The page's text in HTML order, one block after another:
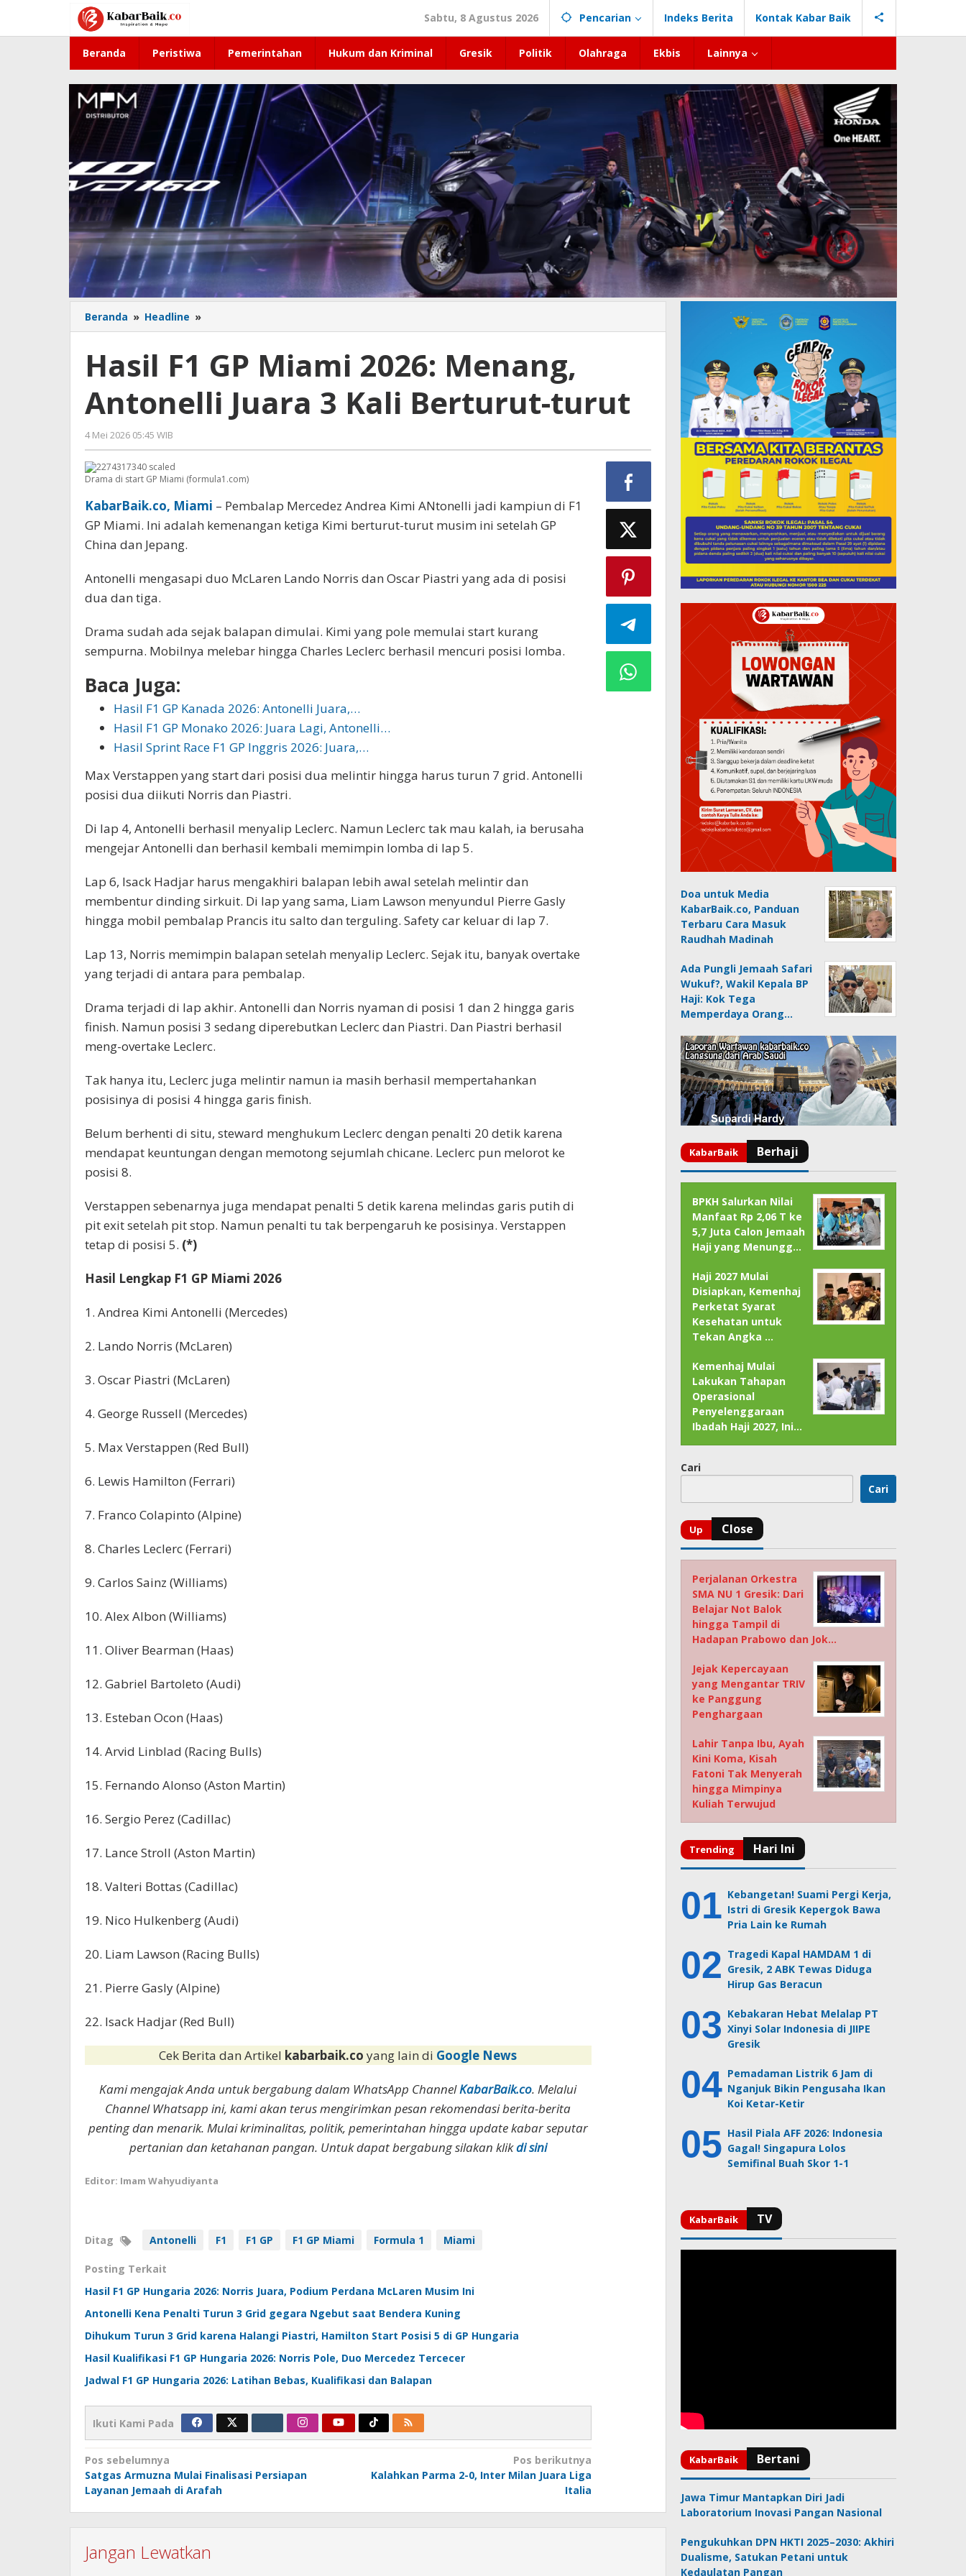
konten
Sabtu, 8 Agustus 2026 Pencarian Indeks Berita Kontak Kabar Baik
Beranda Peristiwa Pemerintahan Hukum dan Kriminal Gresik Politik Olahraga Ekbis Lainnya
Beranda » Headline »
F1
Miami
2026:
Menang,
Antonelli
Juara
Kali
turut
Hasil F1 GP Miami 2026: Menang,
Antonelli Juara 3 Kali Berturut-turut
4 Mei 2026 05:45 WIB
Imam
Drama di start GP Miami (formula1.com)
KabarBaik.co, Miami – Pembalap Mercedez Andrea Kimi ANtonelli jadi kampiun di F1
GP Miami. Ini adalah kemenangan ketiga Kimi berturut-turut musim ini setelah GP
China dan Jepang.
Antonelli mengasapi duo McLaren Lando Norris dan Oscar Piastri yang ada di posisi
dua dan tiga.
Drama sudah ada sejak balapan dimulai. Kimi yang pole memulai start kurang
sempurna. Mobilnya melebar hingga Charles Leclerc berhasil mencuri posisi lomba.
Baca Juga:
Hasil F1 GP Kanada 2026: Antonelli Juara,…
Hasil F1 GP Monako 2026: Juara Lagi, Antonelli…
Hasil Sprint Race F1 GP Inggris 2026: Juara,…
Max Verstappen yang start dari posisi dua melintir hingga harus turun 7 grid. Antonelli
posisi dua diikuti Norris dan Piastri.
Di lap 4, Antonelli berhasil menyalip Leclerc. Namun Leclerc tak mau kalah, ia berusaha
mengejar Antonelli dan berhasil kembali memimpin lomba di lap 5.
Lap 6, Isack Hadjar harus mengakhiri balapan lebih awal setelah melintir dan
membentur dinding sirkuit. Di lap yang sama, Liam Lawson menyundul Pierre Gasly
hingga mobil pembalap Prancis itu salto dan terguling. Safety car keluar di lap 7.
Lap 13, Norris memimpin balapan setelah menyalip Leclerc. Sejak itu, banyak overtake
yang terjadi di antara para pembalap.
Drama terjadi di lap akhir. Antonelli dan Norris nyaman di posisi 1 dan 2 hingga garis
finish. Namun posisi 3 sedang diperebutkan Leclerc dan Piastri. Dan Piastri berhasil
meng-overtake Leclerc.
Tak hanya itu, Leclerc juga melintir namun ia masih berhasil mempertahankan
posisinya di posisi 4 hingga garis finish.
Belum berhenti di situ, steward menghukum Leclerc dengan penalti 20 detik karena
mendapat keuntungan dengan memotong sejumlah chicane. Leclerc pun melorot ke
posisi 8.
Verstappen sebenarnya juga mendapat penalti 5 detik karena melindas garis putih di
pit exit setelah pit stop. Namun penalti tu tak berpengaruh ke posisinya. Verstappen
tetap di posisi 5. (*)
Hasil Lengkap F1 GP Miami 2026
1. Andrea Kimi Antonelli (Mercedes)
2. Lando Norris (McLaren)
3. Oscar Piastri (McLaren)
4. George Russell (Mercedes)
5. Max Verstappen (Red Bull)
6. Lewis Hamilton (Ferrari)
7. Franco Colapinto (Alpine)
8. Charles Leclerc (Ferrari)
9. Carlos Sainz (Williams)
10. Alex Albon (Williams)
11. Oliver Bearman (Haas)
12. Gabriel Bartoleto (Audi)
13. Esteban Ocon (Haas)
14. Arvid Linblad (Racing Bulls)
15. Fernando Alonso (Aston Martin)
16. Sergio Perez (Cadillac)
17. Lance Stroll (Aston Martin)
18. Valteri Bottas (Cadillac)
19. Nico Hulkenberg (Audi)
20. Liam Lawson (Racing Bulls)
21. Pierre Gasly (Alpine)
22. Isack Hadjar (Red Bull)
Cek Berita dan Artikel kabarbaik.coyang lain di Google News
Kami mengajak Anda untuk bergabung dalam WhatsApp ChannelKabarBaik.co. Melalui
Channel Whatsapp ini, kami akan terus mengirimkan pesan rekomendasi berita-berita
penting dan menarik. Mulai kriminalitas, politik, pemerintahan hingga update kabar seputar
pertanian dan ketahanan pangan. Untuk dapat bergabung silakan klikdi sini
Editor: Imam Wahyudiyanta
Ditag Antonelli F1 F1 GP F1 GP Miami Formula 1 Miami
Posting Terkait
Hasil F1 GP Hungaria 2026: Norris Juara, Podium Perdana McLaren Musim Ini
Antonelli Kena Penalti Turun 3 Grid gegara Ngebut saat Bendera Kuning
Dihukum Turun 3 Grid karena Halangi Piastri, Hamilton Start Posisi 5 di GP Hungaria
Hasil Kualifikasi F1 GP Hungaria 2026: Norris Pole, Duo Mercedez Tercecer
Jadwal F1 GP Hungaria 2026: Latihan Bebas, Kualifikasi dan Balapan
Ikuti Kami Pada
Navigasi
pos
Pos sebelumnya
Satgas Armuzna Mulai Finalisasi Persiapan
Layanan Jemaah di Arafah
Pos berikutnya
Kalahkan Parma 2-0, Inter Milan Juara Liga
Italia
Jangan Lewatkan
Doa untuk Media
KabarBaik.co, Panduan
Terbaru Cara Masuk
Raudhah Madinah
Ada Pungli Jemaah Safari
Wukuf?, Wakil Kepala BP
Haji: Kok Tega
Memperdaya Orang…
BPKH Salurkan Nilai
Manfaat Rp 2,06 T ke
5,7 Juta Calon Jemaah
Haji yang Menungg…
Haji 2027 Mulai
Disiapkan, Kemenhaj
Perketat Syarat
Kesehatan untuk
Tekan Angka …
Kemenhaj Mulai
Lakukan Tahapan
Operasional
Penyelenggaraan
Ibadah Haji 2027, Ini…
Cari
Cari
Perjalanan Orkestra
SMA NU 1 Gresik: Dari
Belajar Not Balok
hingga Tampil di
Hadapan Prabowo dan Jok…
Jejak Kepercayaan
yang Mengantar TRIV
ke Panggung
Penghargaan
Lahir Tanpa Ibu, Ayah
Kini Koma, Kisah
Fatoni Tak Menyerah
hingga Mimpinya
Kuliah Terwujud
Kebangetan! Suami Pergi Kerja,
Istri di Gresik Kepergok Bawa
Pria Lain ke Rumah
Tragedi Kapal HAMDAM 1 di
Gresik, 2 ABK Tewas Diduga
Hirup Gas Beracun
Kebakaran Hebat Melalap PT
Xinyi Solar Indonesia di JIIPE
Gresik
Pemadaman Listrik 6 Jam di
Nganjuk Bikin Pengusaha Ikan
Koi Ketar-Ketir
Hasil Piala AFF 2026: Indonesia
Gagal! Singapura Lolos
Semifinal Buah Skor 1-1
Jawa Timur Mantapkan Diri Jadi
Laboratorium Inovasi Pangan Nasional
Pengukuhkan DPN HKTI 2025–2030: Akhiri
Dualisme, Satukan Petani untuk
Kedaulatan Pangan